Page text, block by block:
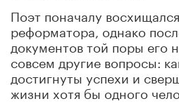
Поэт поначалу
реформатора, однако
документов той поры его
совсем другие вопросы:
достигнуты успехи и
жизни хотя бы одного